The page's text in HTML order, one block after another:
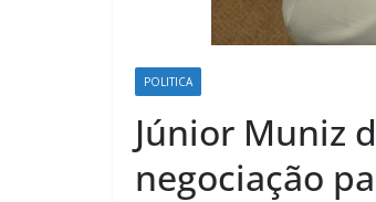
POLITICA
Júnior Muniz
negociação